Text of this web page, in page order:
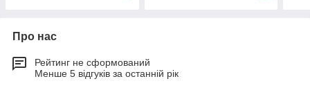
Про нас
Рейтинг не сформований
Менше 5 відгуків за останній рік